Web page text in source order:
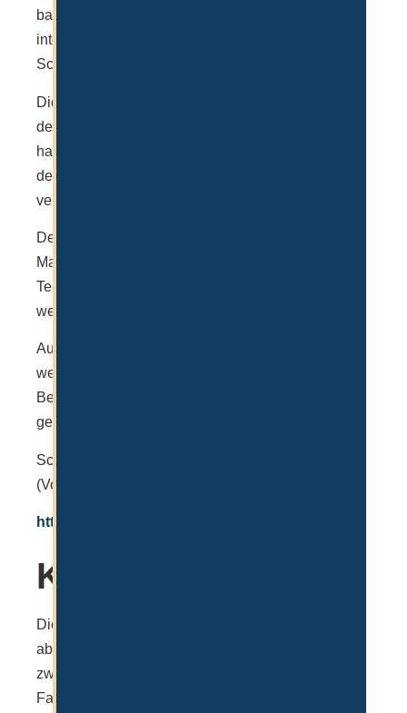
basiert auf dem Thüringer Lehrplan und ist
international anerkannt. Laut KHDA Rating wird die
Schule mit “Very Good” bewertet.
Die Schule ist, wie der Name schon sagt, primär an
deutschsprachige Kinder gerichtet. Entsprechend
hat die Schule im Vergleich auch nur 1/3 der Größe
der anderen Schulen und ist mit rund 950 Schülern
verhältnismäßig klein.
Der Fokus der Schule liegt auf MINT, kurz für
Mathematik, Information, Naturwissenschaften und
Technik. Moderne Labore, IT Infrastruktur und
weitere Einrichtungen unterstützten dies.
Auch hier gibt es ein breites Angebot an Förderung,
welches über akademische Leistungen hinausgeht.
Bereiche wie Sport, Kunst und Musik werden
gefördert.
Schulgebühren liegen hier zwischen 38,760
(Vorkindergarten) und AED 73,227 (Klasse 11–12).
https://germanschool.ae/en/
Kosten
Die Kosten für die Schulen sind unterschiedlich,
aber für sehr gute Schulen muss man in der Regel
zwischen 1.000 und 2.000€ pro Monat rechnen. Im
Falle eines Internats natürlich auch mehr. Dafür